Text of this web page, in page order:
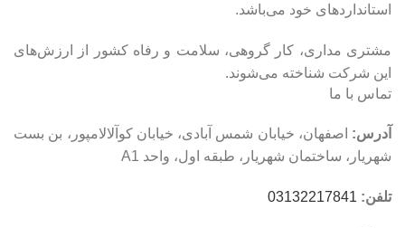
استانداردهای خود می‌باشد.
مشتری مداری، کار گروهی، سلامت و رفاه کشور از ارزش‌های
این شرکت شناخته می‌شوند.
تماس با ما
آدرس: اصفهان، خیابان شمس آبادی، خیابان کوآلالامپور، بن بست
شهریار، ساختمان شهریار، طبقه اول، واحد A1
تلفن: 03132217841